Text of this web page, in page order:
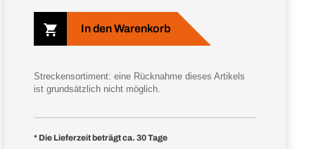
In den Warenkorb
Streckensortiment: eine Rücknahme dieses Artikels
ist grundsätzlich nicht möglich.
* Die Lieferzeit beträgt ca. 30 Tage